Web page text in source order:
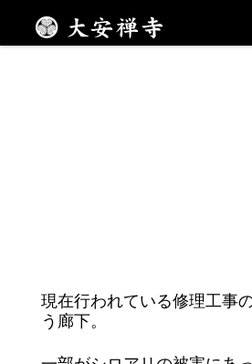
現在行われている修理工事
う廊下。